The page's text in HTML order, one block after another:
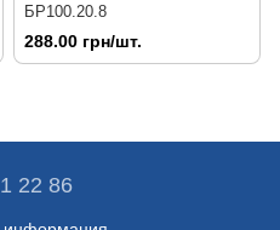
БР100.20.8
288.00 грн/шт.
22 86